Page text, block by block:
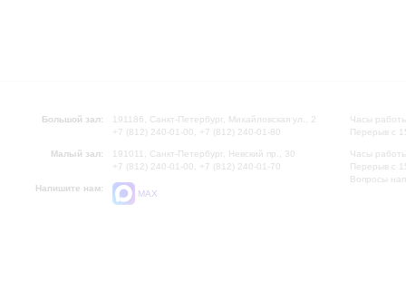
Большой зал:
191186, Санкт-Петербург, Михайловская ул., 2
+7 (812) 240-01-00, +7 (812) 240-01-80
Малый зал:
191011, Санкт-Петербург, Невский пр., 30
+7 (812) 240-01-00, +7 (812) 240-01-70
Напишите нам:
MAX
Часы
Перерыв с
Часы
Перерыв с
Вопросы